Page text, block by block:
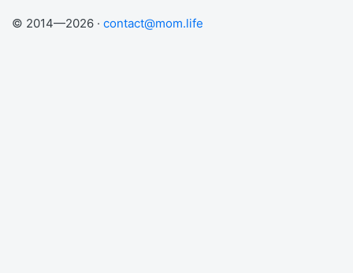
© 2014—2026 · contact@mom.life